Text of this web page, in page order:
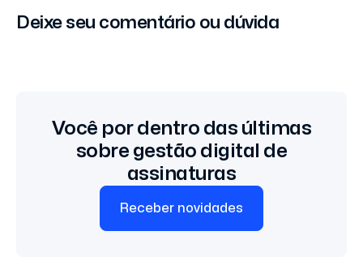
Deixe seu comentário ou dúvida
Você por dentro das últimas
sobre gestão digital de
assinaturas
Receber novidades